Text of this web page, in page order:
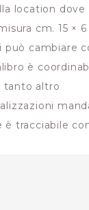
location
cm. 15 ×
può cambiare
è
tanto altro
è tracciabile